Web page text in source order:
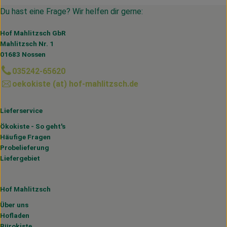
Du hast eine Frage? Wir helfen dir gerne:
Hof Mahlitzsch GbR
Mahlitzsch Nr. 1
01683 Nossen
035242-65620
oekokiste (at) hof-mahlitzsch.de
Lieferservice
Ökokiste - So geht's
Häufige Fragen
Probelieferung
Liefergebiet
Hof Mahlitzsch
Über uns
Hofladen